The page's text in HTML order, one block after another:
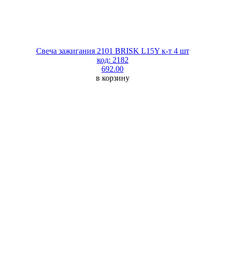
Свеча зажигания 2101 BRISK L15Y к-т 4 шт
код: 2182
692.00
в корзину